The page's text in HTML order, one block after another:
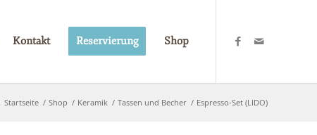
Kontakt Reservierung Shop
Startseite / Shop / Keramik / Tassen und Becher / Espresso-Set (LIDO)